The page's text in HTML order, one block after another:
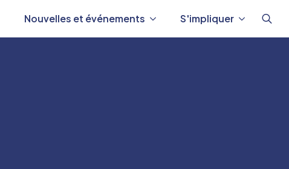
Nouvelles et événements
S'impliquer